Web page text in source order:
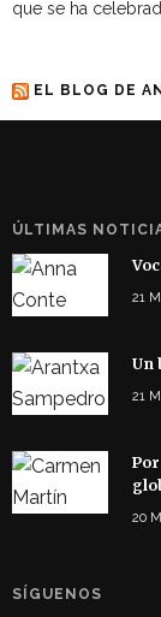
que se ha
EL BLOG DE
ÚLTIMAS
21
Un
21
20
SÍGUENOS